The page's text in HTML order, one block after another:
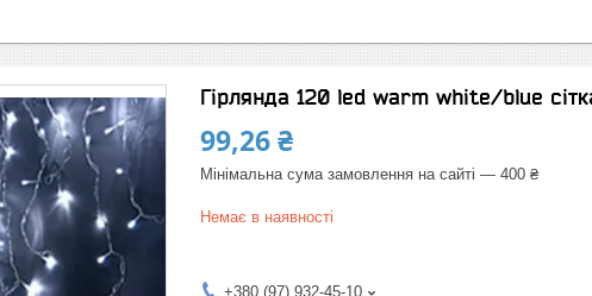
Гірлянда 120 led warm white/blue
99,26 ₴
Мінімальна сума замовлення на сайті — 400 ₴
Немає в наявності
+380 (97) 932-45-10